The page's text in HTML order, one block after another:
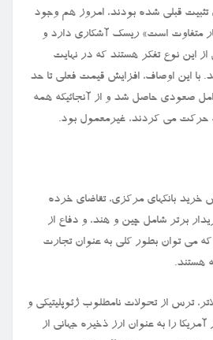
قبلی شده بودند، امروز هم وجود
متفاوت است» ریسک آشکاری دارد و
از این نوع تفکر هستند که در نهایت
این اوصاف، افزایش قیمت فعلی تا حد
صعودی حاصل شد و از آنجائیکه همه
حرکت می کردند، غیرمعمول بود.
خرید بانکهای مرکزی، تقاضای خرده
برتر شامل چین و هند، و دفاع از
می توان بطور کلی به عنوان تجارت
هستند.
ترس از تحولات نامطلوب ژئوپلیتیکی و
را به عنوان ارز ذخیره جهانی از